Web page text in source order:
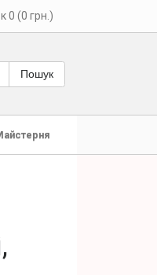
0 (0 грн.)
Пошук